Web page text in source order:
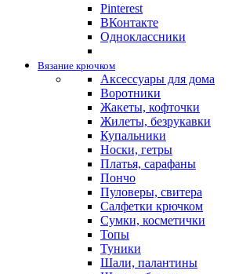
Pinterest
ВКонтакте
Одноклассники
Вязание крючком
Аксессуары для дома
Воротники
Жакеты, кофточки
Жилеты, безрукавки
Купальники
Носки, гетры
Платья, сарафаны
Пончо
Пуловеры, свитера
Салфетки крючком
Сумки, косметички
Топы
Туники
Шали, палантины